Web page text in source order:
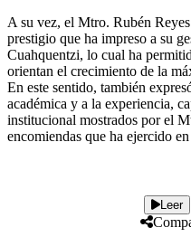
A su vez, el Mtro. Rubén
prestigio que ha impreso a su
Cuahquentzi, lo cual ha
orientan el crecimiento de la
En este sentido, también
académica y a la experiencia,
institucional mostrados por el
encomiendas que ha ejercido
Leer